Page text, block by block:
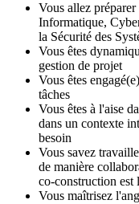
Vous allez
Informatique,
la Sécurité des
Vous êtes
gestion de projet
Vous êtes
tâches
Vous êtes à l'aise
dans un contexte
besoin
Vous savez
de manière
co-construction est
Vous maîtrisez